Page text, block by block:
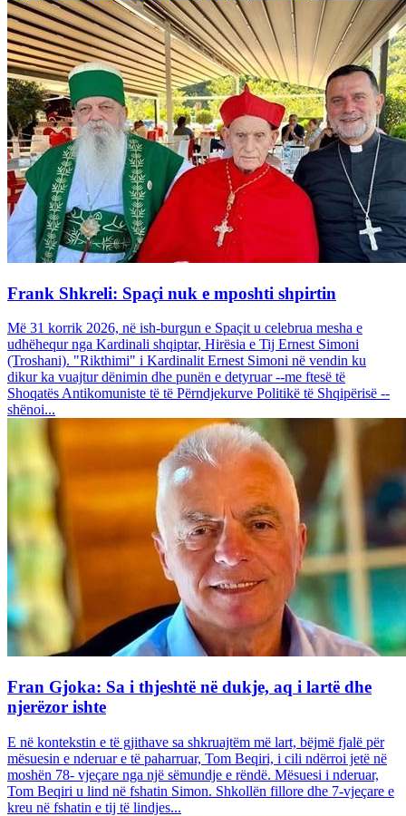
Frank Shkreli: Spaçi nuk e mposhti shpirtin
Më 31 korrik 2026, në ish-burgun e Spaçit u celebrua mesha e
udhëhequr nga Kardinali shqiptar, Hirësia e Tij Ernest Simoni
(Troshani). "Rikthimi" i Kardinalit Ernest Simoni në vendin ku
dikur ka vuajtur dënimin dhe punën e detyruar --me ftesë të
Shoqatës Antikomuniste të të Përndjekurve Politikë të Shqipërisë --
shënoi...
Fran Gjoka: Sa i thjeshtë në dukje, aq i lartë dhe
njerëzor ishte
E në kontekstin e të gjithave sa shkruajtëm më lart, bëjmë fjalë për
mësuesin e nderuar e të paharruar, Tom Beqiri, i cili ndërroi jetë në
moshën 78- vjeçare nga një sëmundje e rëndë. Mësuesi i nderuar,
Tom Beqiri u lind në fshatin Simon. Shkollën fillore dhe 7-vjeçare e
kreu në fshatin e tij të lindjes...